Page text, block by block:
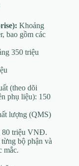
Khoảng
bao gồm các
350 triệu
(theo dõi
phụ liệu): 150
lượng (QMS)
80 triệu VNĐ.
bộ phận và
mắc.